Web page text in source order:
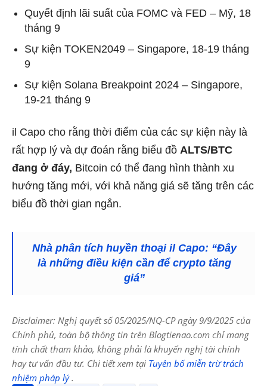
Quyết định lãi suất của FOMC và FED – Mỹ, 18
tháng 9
Sự kiện TOKEN2049 – Singapore, 18-19 tháng
9
Sự kiện Solana Breakpoint 2024 – Singapore,
19-21 tháng 9
il Capo cho rằng thời điểm của các sự kiện này là
rất hợp lý và dự đoán rằng biểu đồ ALTS/BTC
đang ở đáy, Bitcoin có thể đang hình thành xu
hướng tăng mới, với khả năng giá sẽ tăng trên các
biểu đồ thời gian ngắn.
Nhà phân tích huyền thoại il Capo: “Đây
là những điều kiện cần để crypto tăng
giá”
Disclaimer: Nghị quyết số 05/2025/NQ-CP ngày 9/9/2025 của
Chính phủ, toàn bộ thông tin trên Blogtienao.com chỉ mang
tính chất tham khảo, không phải là khuyến nghị tài chính
hay tư vấn đầu tư. Chi tiết xem tại Tuyên bố miễn trừ trách
nhiệm pháp lý.